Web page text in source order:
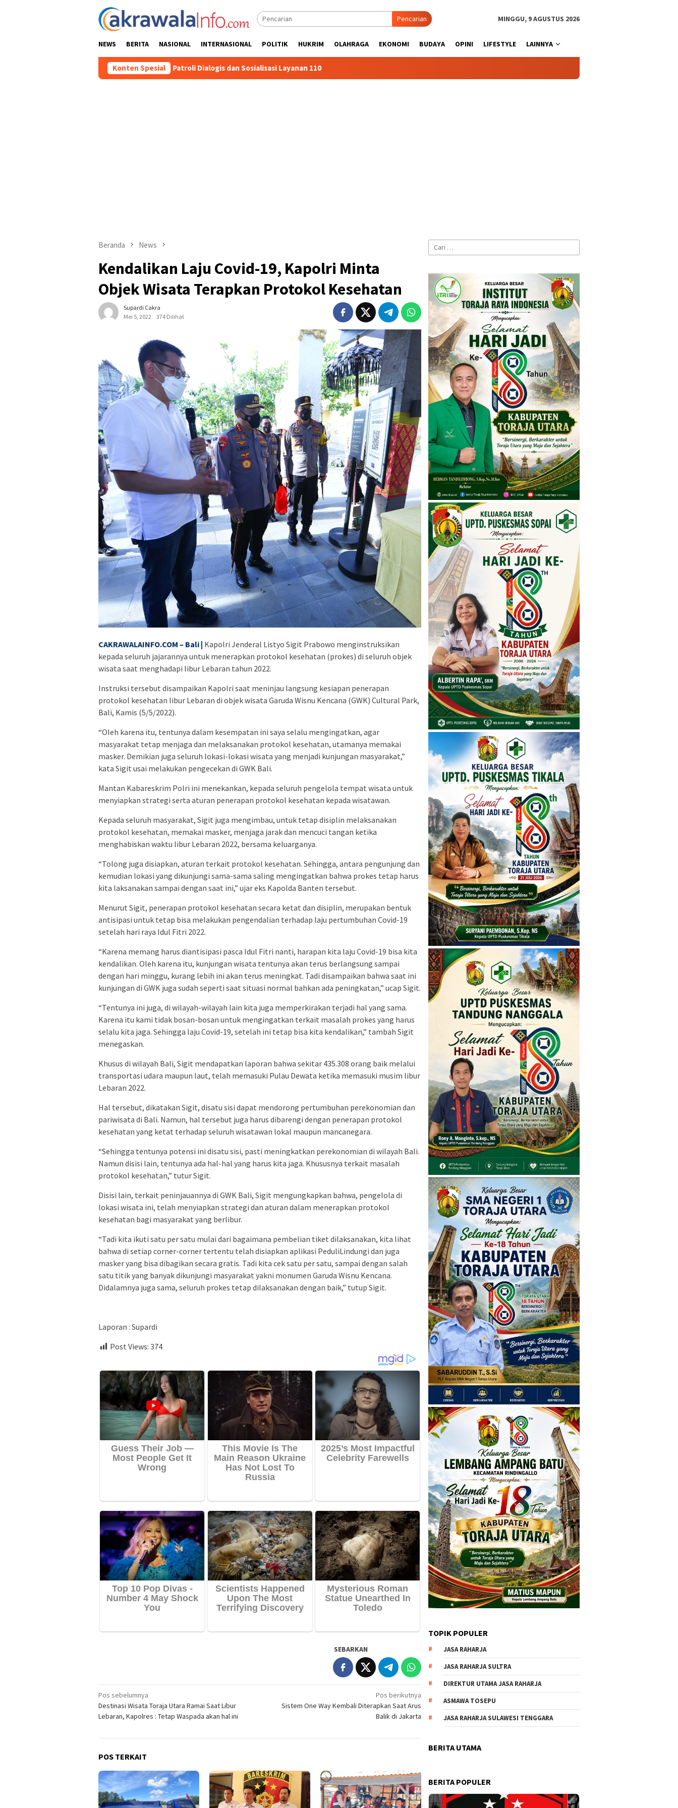
Pencarian MINGGU, 9 AGUSTUS 2026
NEWS BERITA NASIONAL INTERNASIONAL POLITIK HUKRIM OLAHRAGA EKONOMI BUDAYA OPINI LIFESTYLE LAINNYA
Konten Spesial
Gencarkan Patroli Dialogis dan Sosialisasi Layanan 110
Beranda News
Kendalikan Laju Covid-19, Kapolri Minta
Objek Wisata Terapkan Protokol Kesehatan
Supardi Cakra
Mei 5, 2022
374 Dilihat
CAKRAWALAINFO.COM – Bali | Kapolri Jenderal Listyo Sigit Prabowo menginstruksikan
kepada seluruh jajarannya untuk menerapkan protokol kesehatan (prokes) di seluruh objek
wisata saat menghadapi libur Lebaran tahun 2022.
Instruksi tersebut disampaikan Kapolri saat meninjau langsung kesiapan penerapan
protokol kesehatan libur Lebaran di objek wisata Garuda Wisnu Kencana (GWK) Cultural Park,
Bali, Kamis (5/5/2022).
“Oleh karena itu, tentunya dalam kesempatan ini saya selalu mengingatkan, agar
masyarakat tetap menjaga dan melaksanakan protokol kesehatan, utamanya memakai
masker. Demikian juga seluruh lokasi-lokasi wisata yang menjadi kunjungan masyarakat,”
kata Sigit usai melakukan pengecekan di GWK Bali.
Mantan Kabareskrim Polri ini menekankan, kepada seluruh pengelola tempat wisata untuk
menyiapkan strategi serta aturan penerapan protokol kesehatan kepada wisatawan.
Kepada seluruh masyarakat, Sigit juga mengimbau, untuk tetap disiplin melaksanakan
protokol kesehatan, memakai masker, menjaga jarak dan mencuci tangan ketika
menghabiskan waktu libur Lebaran 2022, bersama keluarganya.
“Tolong juga disiapkan, aturan terkait protokol kesehatan. Sehingga, antara pengunjung dan
kemudian lokasi yang dikunjungi sama-sama saling mengingatkan bahwa prokes tetap harus
kita laksanakan sampai dengan saat ini,” ujar eks Kapolda Banten tersebut.
Menurut Sigit, penerapan protokol kesehatan secara ketat dan disiplin, merupakan bentuk
antisipasi untuk tetap bisa melakukan pengendalian terhadap laju pertumbuhan Covid-19
setelah hari raya Idul Fitri 2022.
“Karena memang harus diantisipasi pasca Idul Fitri nanti, harapan kita laju Covid-19 bisa kita
kendalikan. Oleh karena itu, kunjungan wisata tentunya akan terus berlangsung sampai
dengan hari minggu, kurang lebih ini akan terus meningkat. Tadi disampaikan bahwa saat ini
kunjungan di GWK juga sudah seperti saat situasi normal bahkan ada peningkatan,” ucap Sigit.
“Tentunya ini juga, di wilayah-wilayah lain kita juga memperkirakan terjadi hal yang sama.
Karena itu kami tidak bosan-bosan untuk mengingatkan terkait masalah prokes yang harus
selalu kita jaga. Sehingga laju Covid-19, setelah ini tetap bisa kita kendalikan,” tambah Sigit
menegaskan.
Khusus di wilayah Bali, Sigit mendapatkan laporan bahwa sekitar 435.308 orang baik melalui
transportasi udara maupun laut, telah memasuki Pulau Dewata ketika memasuki musim libur
Lebaran 2022.
Hal tersebut, dikatakan Sigit, disatu sisi dapat mendorong pertumbuhan perekonomian dan
pariwisata di Bali. Namun, hal tersebut juga harus dibarengi dengan penerapan protokol
kesehatan yang ketat terhadap seluruh wisatawan lokal maupun mancanegara.
“Sehingga tentunya potensi ini disatu sisi, pasti meningkatkan perekonomian di wilayah Bali.
Namun disisi lain, tentunya ada hal-hal yang harus kita jaga. Khususnya terkait masalah
protokol kesehatan,” tutur Sigit.
Disisi lain, terkait peninjauannya di GWK Bali, Sigit mengungkapkan bahwa, pengelola di
lokasi wisata ini, telah menyiapkan strategi dan aturan dalam menerapkan protokol
kesehatan bagi masyarakat yang berlibur.
“Tadi kita ikuti satu per satu mulai dari bagaimana pembelian tiket dilaksanakan, kita lihat
bahwa di setiap corner-corner tertentu telah disiapkan aplikasi PeduliLindungi dan juga
masker yang bisa dibagikan secara gratis. Tadi kita cek satu per satu, sampai dengan salah
satu titik yang banyak dikunjungi masyarakat yakni monumen Garuda Wisnu Kencana.
Didalamnya juga sama, seluruh prokes tetap dilaksanakan dengan baik,” tutup Sigit.
Laporan : Supardi
Post Views: 374
SEBARKAN
Navigasi
pos
Pos sebelumnya
Destinasi Wisata Toraja Utara Ramai Saat Libur
Lebaran, Kapolres : Tetap Waspada akan hal ini
Pos berikutnya
Sistem One Way Kembali Diterapkan Saat Arus
Balik di Jakarta
POS TERKAIT
Cari
untuk:
TOPIK POPULER
JASA RAHARJA
JASA RAHARJA SULTRA
DIREKTUR UTAMA JASA RAHARJA
ASMAWA TOSEPU
JASA RAHARJA SULAWESI TENGGARA
BERITA UTAMA
BERITA POPULER